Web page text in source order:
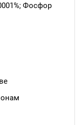
Фосфор